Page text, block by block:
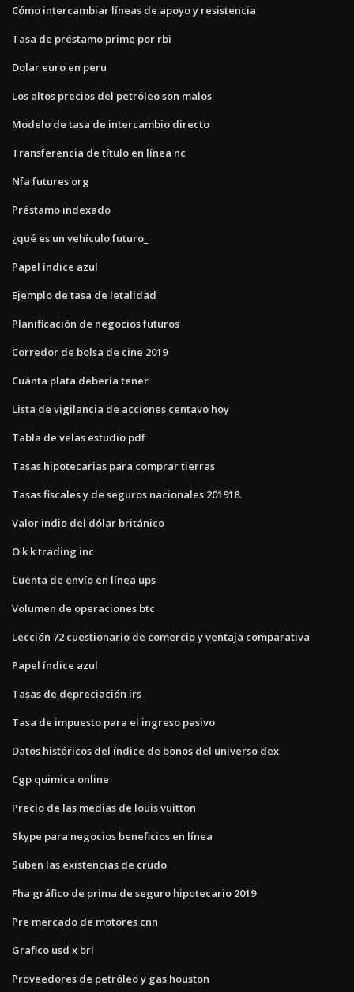
Cómo intercambiar líneas de apoyo y resistencia
Tasa de préstamo prime por rbi
Dolar euro en peru
Los altos precios del petróleo son malos
Modelo de tasa de intercambio directo
Transferencia de título en línea nc
Nfa futures org
Préstamo indexado
¿qué es un vehículo futuro_
Papel índice azul
Ejemplo de tasa de letalidad
Planificación de negocios futuros
Corredor de bolsa de cine 2019
Cuánta plata debería tener
Lista de vigilancia de acciones centavo hoy
Tabla de velas estudio pdf
Tasas hipotecarias para comprar tierras
Tasas fiscales y de seguros nacionales 201918.
Valor indio del dólar británico
O k k trading inc
Cuenta de envío en línea ups
Volumen de operaciones btc
Lección 72 cuestionario de comercio y ventaja comparativa
Papel índice azul
Tasas de depreciación irs
Tasa de impuesto para el ingreso pasivo
Datos históricos del índice de bonos del universo dex
Cgp quimica online
Precio de las medias de louis vuitton
Skype para negocios beneficios en línea
Suben las existencias de crudo
Fha gráfico de prima de seguro hipotecario 2019
Pre mercado de motores cnn
Grafico usd x brl
Proveedores de petróleo y gas houston